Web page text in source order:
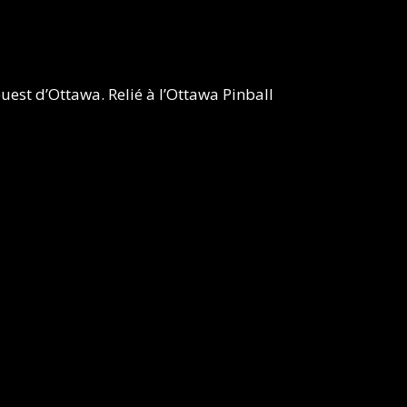
d’Ottawa. Relié à l’Ottawa Pinball